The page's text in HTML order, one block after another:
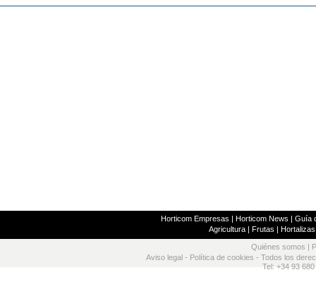
Horticom Empresas | Horticom News | Guía
Agricultura| Frutas | Hortalizas
Quiénes somos
Aviso legal - Política de cookies - Todos los
Tel: +34 93